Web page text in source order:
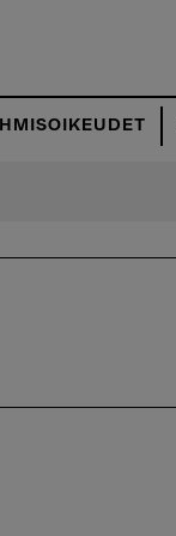
IHMISOIKEUDET